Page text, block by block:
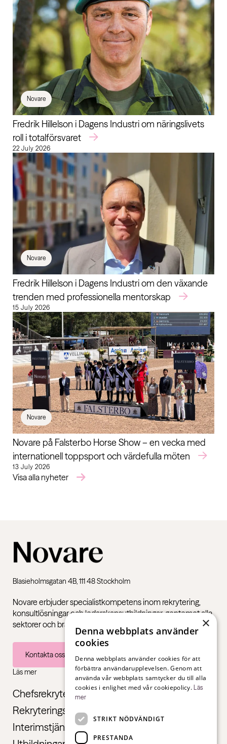
Visa alla nyheter
Novare
Fredrik Hillelson i Dagens Industri om näringslivets
roll i totalförsvaret
22 July 2026
Novare
Fredrik Hillelson i Dagens Industri om den växande
trenden med professionella mentorskap
15 July 2026
Novare
Novare på Falsterbo Horse Show – en vecka med
internationell toppsport och värdefulla möten
13 July 2026
Blasieholmsgatan 4B, 111 48 Stockholm
Novare erbjuder specialistkompetens inom rekrytering,
konsultlösningar och ledarskapsutbildningar, gentemot alla
sektorer och branscher – från första jobb till chefsnivå.
Kontakta oss
Läs mer
Chefsrekrytering
Rekryteringstjänster
Interimstjänster
×
Denna webbplats använder
cookies
Denna webbplats använder cookies för att
förbättra användarupplevelsen. Genom att
använda vår webbplats samtycker du till alla
cookies i enlighet med vår cookiepolicy. Läs
mer
STRIKT NÖDVÄNDIGT
PRESTANDA